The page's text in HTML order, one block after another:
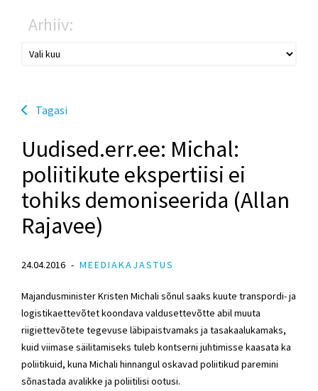
Arhiiv:
Tagasi
Uudised.err.ee: Michal:
poliitikute ekspertiisi ei
tohiks demoniseerida (Allan
Rajavee)
24.04.2016 MEEDIAKAJASTUS
Majandusminister Kristen Michali sõnul saaks kuute transpordi- ja
logistikaettevõtet koondava valdusettevõtte abil muuta
riigiettevõtete tegevuse läbipaistvamaks ja tasakaalukamaks,
kuid viimase säilitamiseks tuleb kontserni juhtimisse kaasata ka
poliitikuid, kuna Michali hinnangul oskavad poliitikud paremini
sõnastada avalikke ja poliitilisi ootusi.